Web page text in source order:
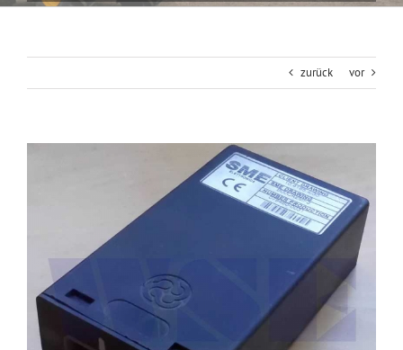
zurück vor